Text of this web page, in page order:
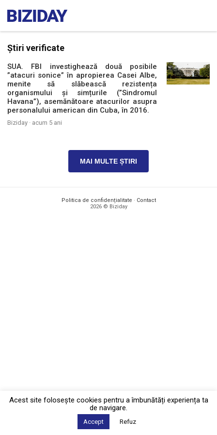
Știri verificate
SUA. FBI investighează două posibile
”atacuri sonice” în apropierea Casei Albe,
menite să slăbească rezistența
organismului și simțurile (”Sindromul
Havana”), asemănătoare atacurilor asupra
personalului american din Cuba, în 2016.
Biziday · acum 5 ani
MAI MULTE ȘTIRI
Politica de confidențialitate · Contact
2026 © Biziday
Acest site foloseşte cookies pentru a îmbunătăți experiența ta
de navigare.
Accept Refuz